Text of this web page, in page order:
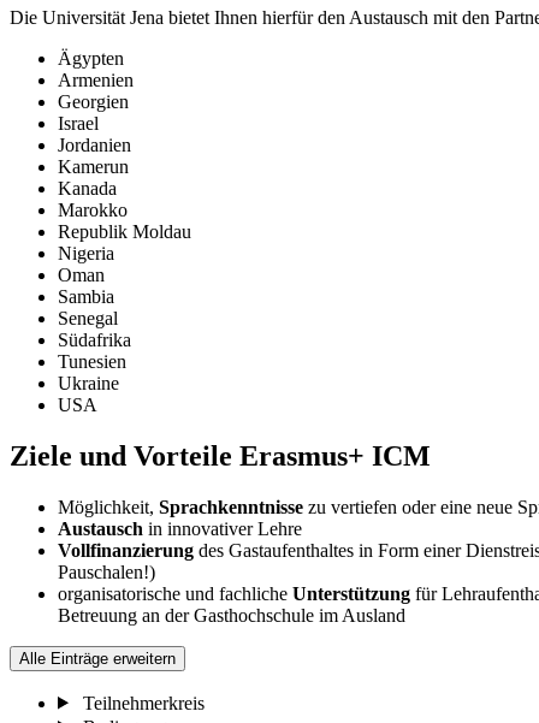
Die Universität Jena bietet Ihnen hierfür den Austausch mit den
Ägypten
Armenien
Georgien
Israel
Jordanien
Kamerun
Kanada
Marokko
Republik Moldau
Nigeria
Oman
Sambia
Senegal
Südafrika
Tunesien
Ukraine
USA
Ziele und Vorteile Erasmus+ ICM
Möglichkeit, Sprachkenntnisse zu vertiefen oder eine neue
Austausch in innovativer Lehre
Vollfinanzierung des Gastaufenthaltes in Form einer
Pauschalen!)
organisatorische und fachliche Unterstützung für
Betreuung an der Gasthochschule im Ausland
Alle Einträge erweitern
Teilnehmerkreis